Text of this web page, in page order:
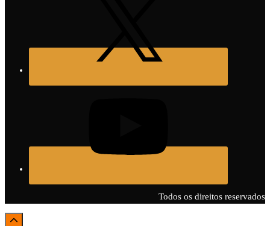
Todos os direitos reservados